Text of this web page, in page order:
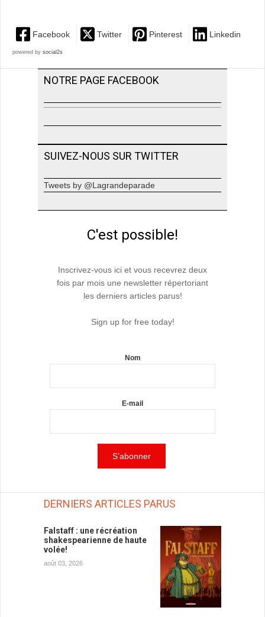
Facebook Twitter Pinterest Linkedin
powered by social2s
NOTRE PAGE FACEBOOK
SUIVEZ-NOUS SUR TWITTER
Tweets by @Lagrandeparade
C'est possible!
Inscrivez-vous ici et vous recevrez deux
fois par mois une newsletter répertoriant
les derniers articles parus!
Sign up for free today!
Nom
E-mail
DERNIERS ARTICLES PARUS
Falstaff : une récréation
shakespearienne de haute
volée!
août 03, 2026